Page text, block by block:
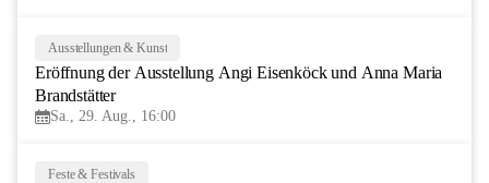
AUG
Ausstellungen & Kunst
Eröffnung der Ausstellung Angi Eisenköck und Anna Maria
Brandstätter
Sa., 29. Aug., 16:00
Feste & Festivals